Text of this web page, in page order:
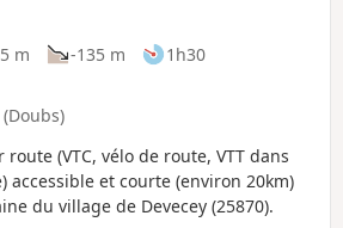
ce monstre
un monde où
se mêlent au
vos enfants sur
cette
de
magie, au cœur
m -135 m
1h30
(VTC, vélo de route, VTT dans
accessible et courte (environ 20km)
du village de Devecey (25870).